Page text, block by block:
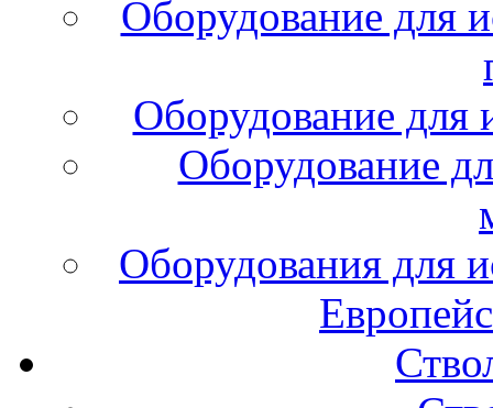
Оборудование для
Оборудование для
Оборудование
Оборудования для